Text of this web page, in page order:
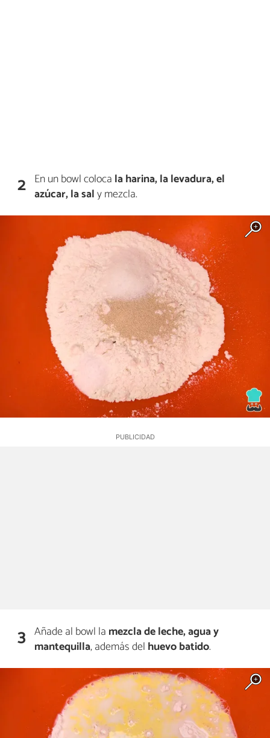
2 En un bowl coloca la harina, la levadura, el
azúcar, la saly mezcla.
3 Añade al bowl la mezcla de leche, agua y
mantequilla, además del huevo batido.